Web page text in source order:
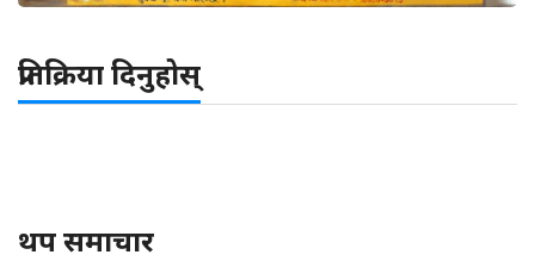
प्रतिक्रिया दिनुहोस्
थप समाचार